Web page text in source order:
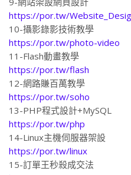
https://por.tw/Website_Design
10-攝影錄影技術教學
https://por.tw/photo-video
11-Flash動畫教學
https://por.tw/flash
12-網路賺百萬教學
https://por.tw/soho
13-PHP程式設計+MySQL
https://por.tw/php
14-Linux主機伺服器架設
https://por.tw/linux
15-訂單王秒殺成交法
https://por.tw/page